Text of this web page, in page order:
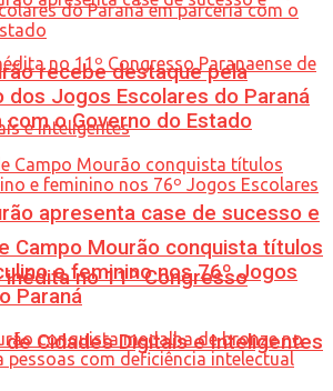
apresenta case de sucesso e
no 11º Congresso
de Cidades Digitais e Inteligentes
recebe destaque pela
dos Jogos Escolares do Paraná
com o Governo do Estado
Campo Mourão conquista títulos
e feminino nos 76º Jogos
Paraná